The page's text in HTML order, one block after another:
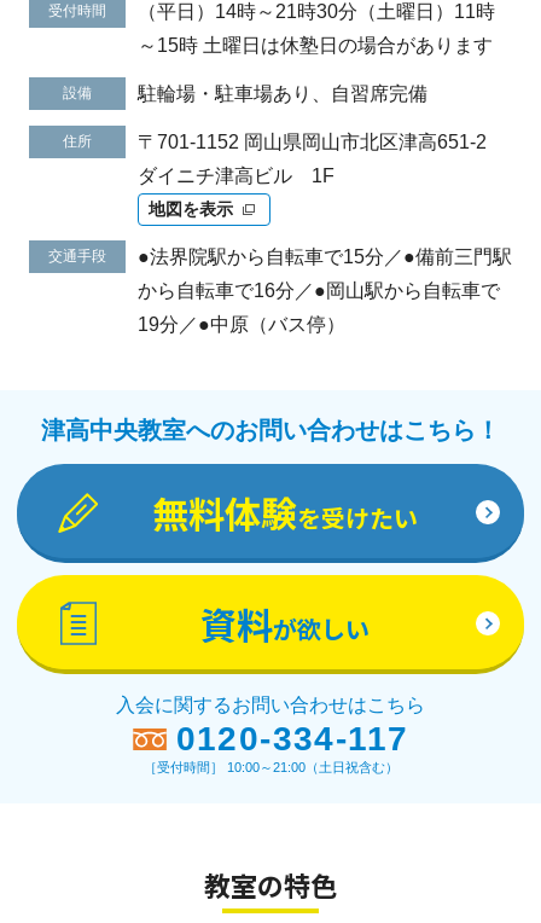
受付時間
（平日）14時～21時30分（土曜日）11時
～15時 土曜日は休塾日の場合があります
設備 駐輪場・駐車場あり、自習席完備
住所
〒701-1152 岡山県岡山市北区津高651-2
ダイニチ津高ビル 1F
地図を表示
交通手段
●法界院駅から自転車で15分／●備前三門駅
から自転車で16分／●岡山駅から自転車で
19分／●中原（バス停）
津高中央教室へのお問い合わせはこちら！
無料体験を受けたい
資料が欲しい
入会に関するお問い合わせはこちら
0120-334-117
［受付時間］ 10:00～21:00（土日祝含む）
教室の特色